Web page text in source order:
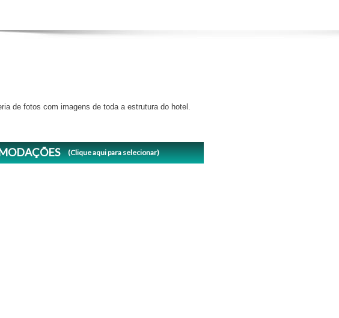
de fotos com imagens de toda a estrutura do hotel.
(Clique aqui para selecionar)